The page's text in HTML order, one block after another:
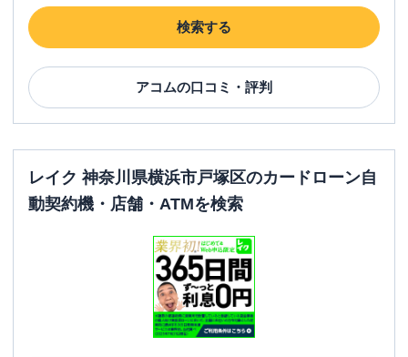
検索する
アコムの口コミ・評判
レイク 神奈川県横浜市戸塚区のカードローン自
動契約機・店舗・ATMを検索